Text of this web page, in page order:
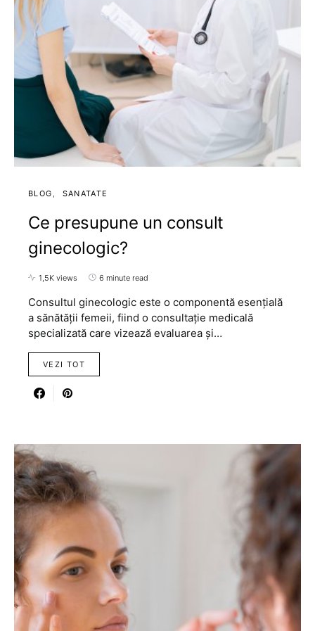
BLOG SANATATE
Ce presupune un consult
ginecologic?
1,5K views 6 minute read
Consultul ginecologic este o componentă esențială
a sănătății femeii, fiind o consultație medicală
specializată care vizează evaluarea și…
VEZI TOT